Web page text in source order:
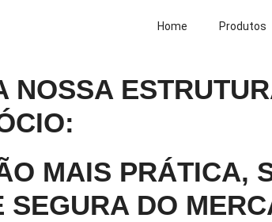
Home Produtos
NOSSA
MAIS PRÁTICA,
SEGURA DO